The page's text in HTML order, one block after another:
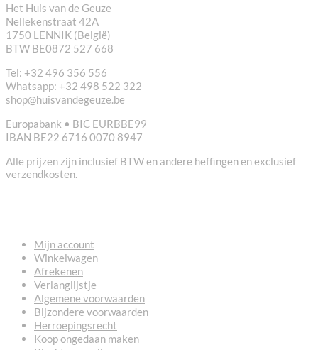
Het Huis van de Geuze
Nellekenstraat 42A
1750 LENNIK (België)
BTW BE0872 527 668
Tel: +32 496 356 556
Whatsapp: +32 498 522 322
shop@huisvandegeuze.be
Europabank • BIC EURBBE99
IBAN BE22 6716 0070 8947
Alle prijzen zijn inclusief BTW en andere heffingen en exclusief
verzendkosten.
Mijn account
Winkelwagen
Afrekenen
Verlanglijstje
Algemene voorwaarden
Bijzondere voorwaarden
Herroepingsrecht
Koop ongedaan maken